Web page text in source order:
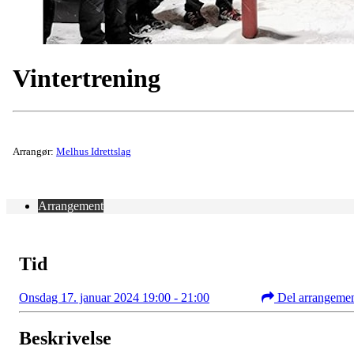
Vintertrening
Arrangør: Melhus Idrettslag
Arrangement
Tid
Onsdag 17. januar 2024 19:00 - 21:00 Del
Beskrivelse